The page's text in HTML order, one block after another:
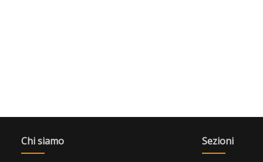
Chi siamo Sezioni